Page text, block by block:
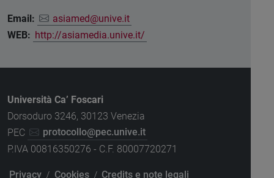
Email:
asiamed@unive.it
WEB: http://asiamedia.unive.it/
Università Ca’ Foscari
Dorsoduro 3246, 30123 Venezia
PEC
protocollo@pec.unive.it
P.IVA 00816350276 - C.F. 80007720271
Privacy / Cookies / Credits e note legali